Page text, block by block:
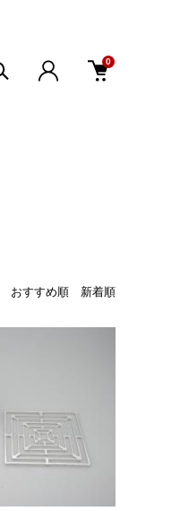
0
おすすめ順 新着順